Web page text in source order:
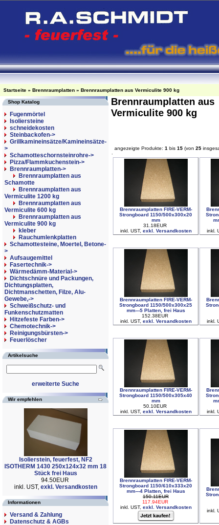
Startseite » Brennraumplatten » Brennraumplatten aus Vermiculite 900 kg
Shop Katalog
Fugenmörtel
Isoliersteine
schneidekosten
Steinbackofen->
Grillkamineinsätze/Kamineinsätze-
>
Schamotteschornsteinrohre->
Pizza/Flammkuchenstein->
Brennraumplatten->
Brennraumplatten aus
Schamotte
Brennraumplatten aus
Vermiculite 1200 kg
Brennraumplatten aus
Vermiculite 600 kg
Brennraumplatten aus
Vermiculite 900 kg
kleber
Rauchumlenkplatten
Schamottesteine, Moertel, Betone-
>
Aufsaugemittel
Fasertechnik->
Wärmedämm-Material->
Dichtschnüre und Packungen,
Dichtungsplatten,
Dichtmanschetten, Filze, Alu-
Gewebe,->
Schweißschutz- und
Funkenschutzmatten
Hitzefeste Farben->
Chemotechnik->
Reinigungsbürsten->
Feuerlöscher
Artikelsuche
erweiterte Suche
Wir empfehlen
Isolierstein, feuerfest, NF2
ISOTHERM 1430 250x124x32 mm 18
Stück frei Haus
94.50EUR
inkl. UST, exkl. Versandkosten
Informationen
Versand & Zahlung
Datenschutz & AGBs
Brennraumplatten aus
Vermiculite 900 kg
angezeigte Produkte: 1 bis 15 (von 25
Brennraumplatten FIRE-VERM-
Strongboard 1150/500x300x20
mm
31.18EUR
inkl. UST, exkl. Versandkosten
inkl.
Brennraumplatten FIRE-VERM-
Strongboard 1150/500x300x25
mm---5 Platten, frei Haus
152.38EUR
inkl. UST, exkl. Versandkosten inkl.
Brennraumplatten FIRE-VERM-
Strongboard 1150/500x305x40
mm
50.10EUR
inkl. UST, exkl. Versandkosten
inkl.
Brennraumplatten FIRE-VERM-
Strongboard 1150/610x333x20
mm---4 Platten, frei Haus
150.11EUR
117.94EUR
inkl. UST, exkl. Versandkosten
inkl.